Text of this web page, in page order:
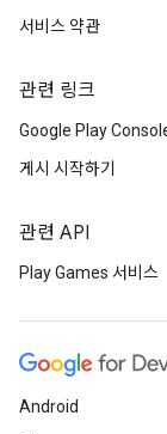
서비스 약관
관련 링크
Google Play
게시 시작하기
관련 API
Play Games 서비스
Android